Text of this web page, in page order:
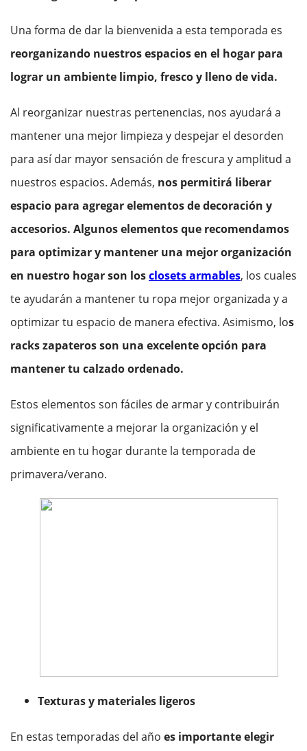
Una forma de dar la bienvenida a esta temporada es
reorganizando nuestros espacios en el hogar para
lograr un ambiente limpio, fresco y lleno de vida.
Al reorganizar nuestras pertenencias, nos ayudará a
mantener una mejor limpieza y despejar el desorden
para así dar mayor sensación de frescura y amplitud a
nuestros espacios. Además, nos permitirá liberar
espacio para agregar elementos de decoración y
accesorios. Algunos elementos que recomendamos
para optimizar y mantener una mejor organización
en nuestro hogar son losclosets armables, los cuales
te ayudarán a mantener tu ropa mejor organizada y a
optimizar tu espacio de manera efectiva. Asimismo, los
racks zapaterosson una excelente opción para
mantener tu calzado ordenado.
Estos elementos son fáciles de armar y contribuirán
significativamente a mejorar la organización y el
ambiente en tu hogar durante la temporada de
primavera/verano.
Texturas y materiales ligeros
En estas temporadas del año es importante elegir